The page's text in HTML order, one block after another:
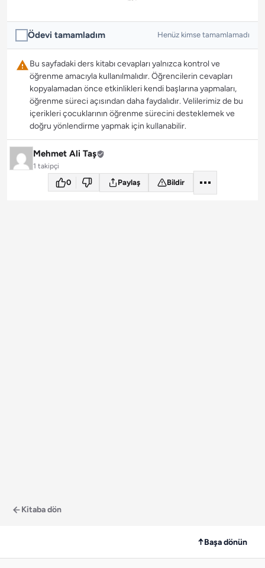
Ödevi tamamladım Henüz kimse tamamlamadı
Bu sayfadaki ders kitabı cevapları yalnızca kontrol ve
öğrenme amacıyla kullanılmalıdır. Öğrencilerin cevapları
kopyalamadan önce etkinlikleri kendi başlarına yapmaları,
öğrenme süreci açısından daha faydalıdır. Velilerimiz de bu
içerikleri çocuklarının öğrenme sürecini desteklemek ve
doğru yönlendirme yapmak için kullanabilir.
Mehmet Ali Taş
1 takipçi
0 Paylaş Bildir
Kitaba dön
↑Başa dönün